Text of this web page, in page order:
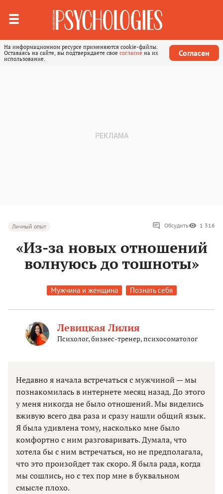
На информационном ресурсе применяются cookie-файлы.
Оставаясь на сайте, вы подтверждаете свое согласие на их
использование.
Согласен
Личный опыт Обсудить 1 316
«Из-за новых отношений
волнуюсь до тошноты»
Мужчина и женщина Познать себя
Левицкая Лилия
Психолог, бизнес-тренер, психосоматолог
Недавно я начала встречаться с мужчиной — мы
познакомилась в интернете месяц назад. До этого
у меня никогда не было отношений. Мы виделись
вживую всего два раза и сразу нашли общий язык.
Я была удивлена тому, насколько мне было
комфортно с ним разговаривать. Думала, что
хотела бы с ним встречаться, но не предполагала,
что это произойдет так скоро. Я была рада, когда
мы сошлись, но с тех пор мне в буквальном
смысле плохо.